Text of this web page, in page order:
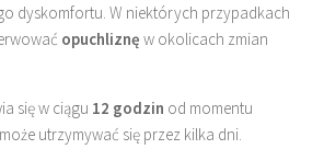
dyskomfortu. W niektórych przypadkach
opuchliznę w okolicach zmian
się w ciągu 12 godzin od momentu
utrzymywać się przez kilka dni.